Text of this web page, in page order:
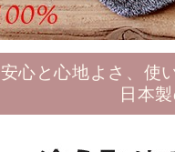
安心と心地よさ、使
日本